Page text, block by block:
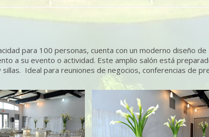
para 100 personas, cuenta con un moderno diseño
a su evento o actividad. Este amplio salón está
Ideal para reuniones de negocios, conferencias de